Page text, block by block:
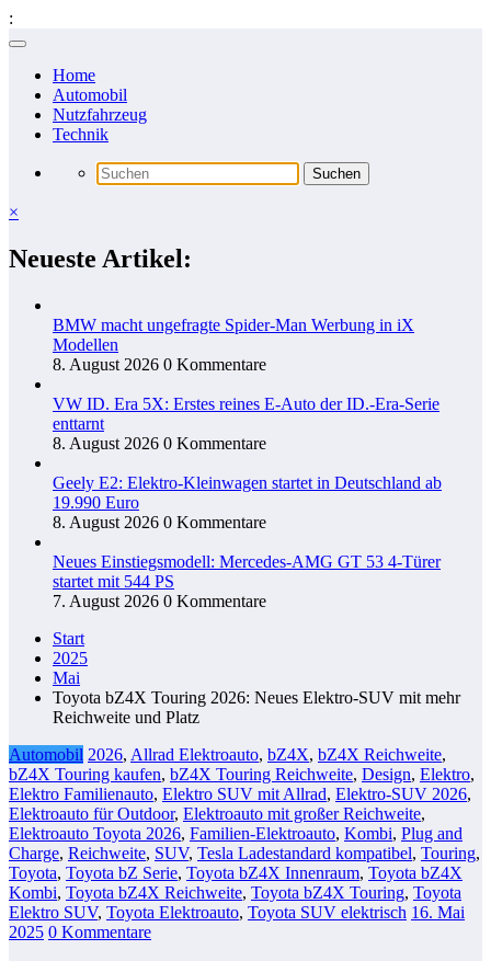
:
Zum
springenHome
Automobil
Nutzfahrzeug
Technik
×
Neueste Artikel:
BMW macht ungefragte Spider-Man Werbung in iX
Modellen
8. August 2026 0 Kommentare
VW ID. Era 5X: Erstes reines E-Auto der ID.-Era-Serie
enttarnt
8. August 2026 0 Kommentare
Geely E2: Elektro-Kleinwagen startet in Deutschland ab
19.990 Euro
8. August 2026 0 Kommentare
Neues Einstiegsmodell: Mercedes-AMG GT 53 4-Türer
startet mit 544 PS
7. August 2026 0 Kommentare
Start
2025
Mai
Toyota bZ4X Touring 2026: Neues Elektro-SUV mit mehr
Reichweite und Platz
Automobil 2026, Allrad Elektroauto, bZ4X, bZ4X Reichweite,
bZ4X Touring kaufen, bZ4X Touring Reichweite, Design, Elektro,
Elektro Familienauto, Elektro SUV mit Allrad, Elektro-SUV 2026,
Elektroauto für Outdoor, Elektroauto mit großer Reichweite,
Elektroauto Toyota 2026, Familien-Elektroauto, Kombi, Plug and
Charge, Reichweite, SUV, Tesla Ladestandard kompatibel, Touring,
Toyota, Toyota bZ Serie, Toyota bZ4X Innenraum, Toyota bZ4X
Kombi, Toyota bZ4X Reichweite, Toyota bZ4X Touring, Toyota
Elektro SUV, Toyota Elektroauto, Toyota SUV elektrisch 16. Mai
2025 0 Kommentare